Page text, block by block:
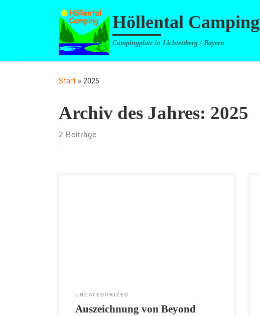
Zum Inhalt springen Höllental Camping
Campingplatz in Lichtenberg / Bayern
Start » 2025
Archiv des Jahres: 2025
2 Beiträge
UNCATEGORIZED
Auszeichnung von Beyond